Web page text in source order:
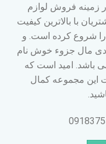
مولودی مال از سال 1370 در زمینه فروش لوازم
با بالاترین کیفیت
شروع کرده است. و
مال جزوء خوش نام
باشد. امید است که
این مجموعه کمال